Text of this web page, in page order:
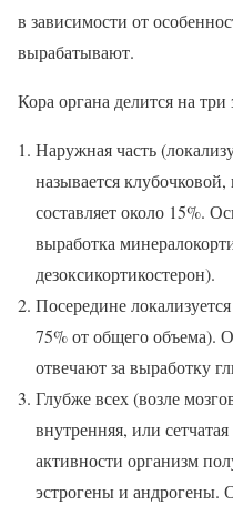
в зависимости от
вырабатывают.
Кора органа делится на три
Наружная часть
называется
составляет около 15%.
выработка
дезоксикортикостерон).
Посередине
75% от общего объема).
отвечают за выработку
Глубже всех (возле
внутренняя, или
активности организм
эстрогены и